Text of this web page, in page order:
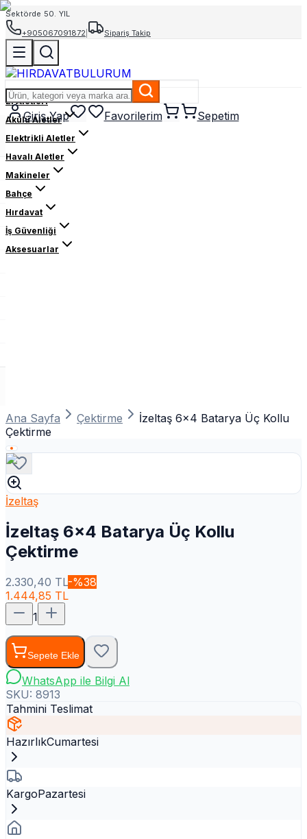
Sektörde 50. YIL
+905067091872
Sipariş Takip
Giriş Yap Favorilerim Sepetim
El Aletleri
Akülü Aletler
Elektrikli Aletler
Havalı Aletler
Makineler
Bahçe
Hırdavat
İş Güvenliği
Aksesuarlar
Ana Sayfa Çektirme
İzeltaş 6x4 Batarya Üç Kollu
Çektirme
İzeltaş
İzeltaş 6x4 Batarya Üç Kollu
Çektirme
2.330,40 TL-%38
1.444,85 TL
1
Sepete Ekle
WhatsApp ile Bilgi Al
SKU: 8913
Tahmini Teslimat
HazırlıkCumartesi
KargoPazartesi